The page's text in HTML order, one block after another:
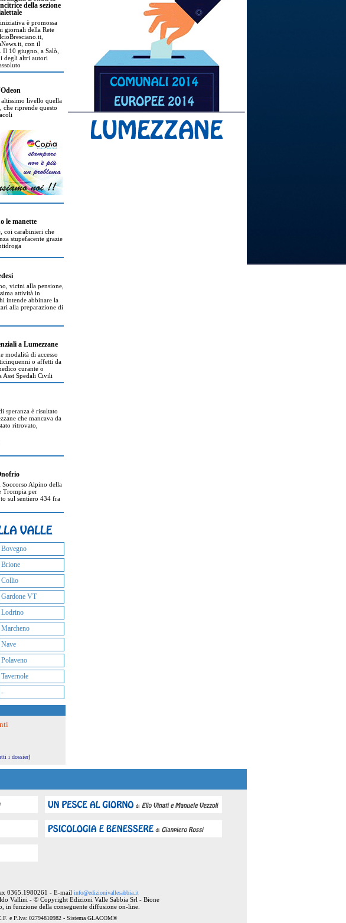
della sezione
è promossa
giornali della Rete
con il
Il 10 giugno, a Salò,
degli altri autori
livello quella
che riprende questo
le manette
coi carabinieri che
stupefacente grazie
vicini alla pensione,
attività in
intende abbinare la
alla preparazione di
a Lumezzane
modalità di accesso
o affetti da
curante o
Asst Spedali Civili
speranza è risultato
che mancava da
ritrovato,
Alpino della
Trompia per
sul sentiero 434 fra
Bovegno
Brione
Collio
Gardone VT
Lodrino
Marcheno
Nave
Polaveno
Tavernole
-
i dossier]
0365.1980261 - E-mail info@edizionivallesabbia.it
Vallini - © Copyright Edizioni Valle Sabbia Srl - Bione
in funzione della conseguente diffusione on-line.
e P.Iva: 02794810982 - Sistema GLACOM®